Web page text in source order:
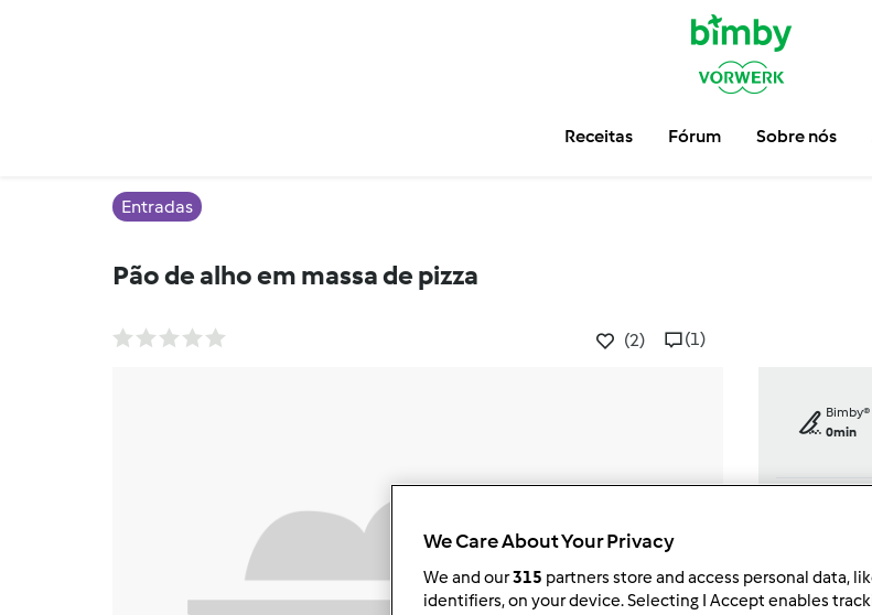
Receitas Fórum Sobre nós
Entradas
Pão de alho em massa de pizza
(2) (1)
Bimby®
0min
We Care About Your Privacy
We and our315 partners store and access personal data,
identifiers, on your device. Selecting I Accept enables